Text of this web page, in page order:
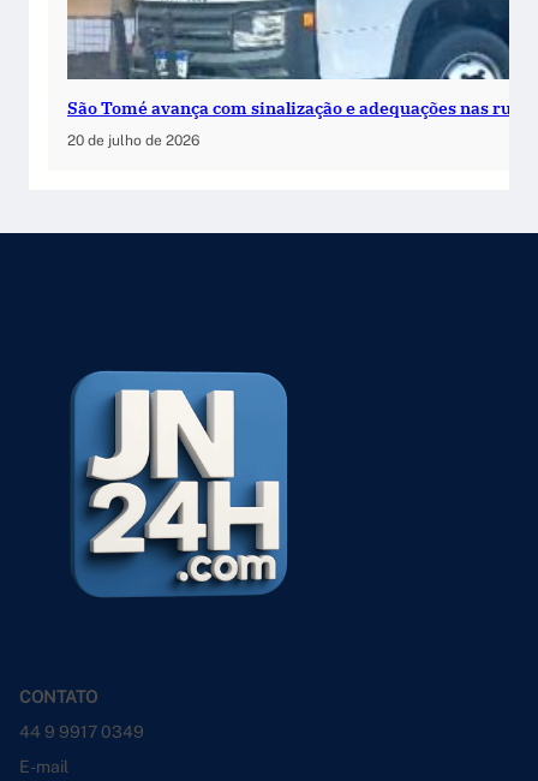
São Tomé avança com sinalização e adequações nas ruas
20 de julho de 2026
CONTATO
44 9 9917 0349
E-mail